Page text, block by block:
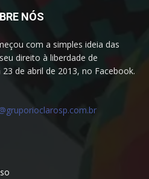
NÓS
com a simples ideia das
direito à liberdade de
de abril de 2013, no Facebook.